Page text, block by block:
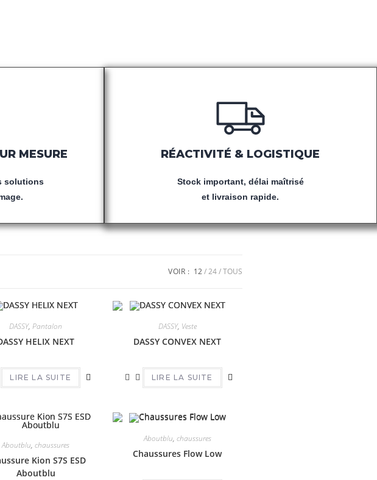
MESURE
solutions
RÉACTIVITÉ & LOGISTIQUE
Stock important, délai maîtrisé
et livraison rapide.
VOIR : 12 24 TOUS
DASSY,Pantalon
HELIX NEXT
LIRE LA SUITE
DASSY, Veste
DASSY CONVEX NEXT
LIRE LA SUITE
Aboutblu,chaussures
Kion S7S ESD
Aboutblu
Aboutblu, chaussures
Chaussures Flow Low